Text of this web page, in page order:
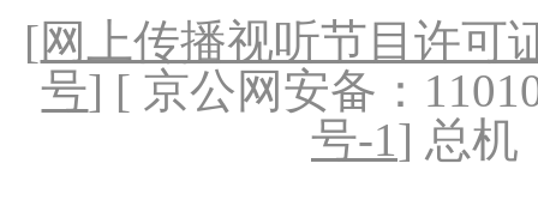
[网上传播视听节目许可
号] [ 京公网安备：
号-1] 总机